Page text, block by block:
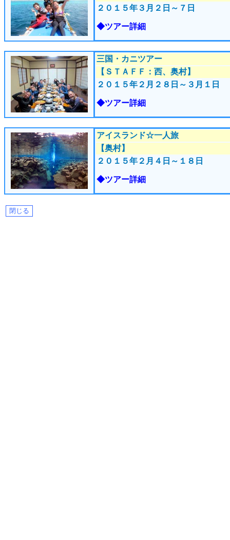
２０１５年３月２ 日～７日
◆ツアー詳細
三国・カニツアー
【ＳＴＡＦＦ：西、奥村】
２０１５年２月２８ 日～３月１日
◆ツアー詳細
アイスランド☆一人旅
【奥村】
２０１５年２月４ 日～１８日
◆ツアー詳細